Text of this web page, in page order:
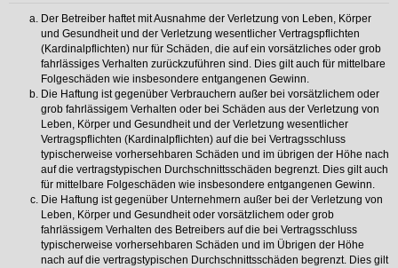
Der Betreiber haftet mit Ausnahme der Verletzung von Leben, Körper
und Gesundheit und der Verletzung wesentlicher Vertragspflichten
(Kardinalpflichten) nur für Schäden, die auf ein vorsätzliches oder grob
fahrlässiges Verhalten zurückzuführen sind. Dies gilt auch für mittelbare
Folgeschäden wie insbesondere entgangenen Gewinn.
Die Haftung ist gegenüber Verbrauchern außer bei vorsätzlichem oder
grob fahrlässigem Verhalten oder bei Schäden aus der Verletzung von
Leben, Körper und Gesundheit und der Verletzung wesentlicher
Vertragspflichten (Kardinalpflichten) auf die bei Vertragsschluss
typischerweise vorhersehbaren Schäden und im übrigen der Höhe nach
auf die vertragstypischen Durchschnittsschäden begrenzt. Dies gilt auch
für mittelbare Folgeschäden wie insbesondere entgangenen Gewinn.
Die Haftung ist gegenüber Unternehmern außer bei der Verletzung von
Leben, Körper und Gesundheit oder vorsätzlichem oder grob
fahrlässigem Verhalten des Betreibers auf die bei Vertragsschluss
typischerweise vorhersehbaren Schäden und im Übrigen der Höhe
nach auf die vertragstypischen Durchschnittsschäden begrenzt. Dies gilt